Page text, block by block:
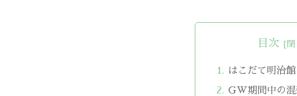
目次
はこだて明治
GW期間中の混